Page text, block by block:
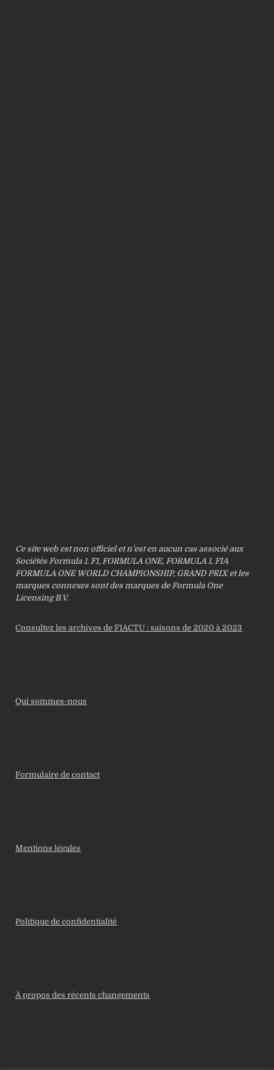
Ce site web est non officiel et n’est en aucun cas associé aux
Sociétés Formula 1. F1, FORMULA ONE, FORMULA 1, FIA
FORMULA ONE WORLD CHAMPIONSHIP, GRAND PRIX et les
marques connexes sont des marques de Formula One
Licensing B.V.
Consultez les archives de F1ACTU : saisons de 2020 à 2023
Qui sommes-nous
Formulaire de contact
Mentions légales
Politique de confidentialité
À propos des récents changements